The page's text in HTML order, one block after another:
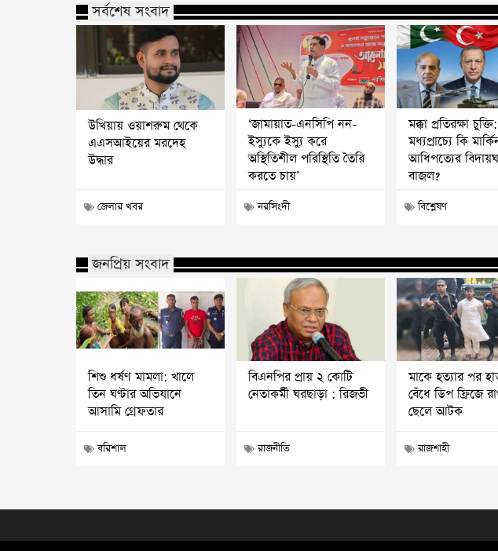
সর্বশেষ সংবাদ
উখিয়ায় ওয়াশরুম থেকে
এএসআইয়ের মরদেহ
উদ্ধার
জেলার খবর
‘জামায়াত-এনসিপি নন-
ইস্যুকে ইস্যু করে
অস্থিতিশীল পরিস্থিতি তৈরি
করতে চায়’
নরসিংদী
মক্কা প্রতিরক্ষা চুক্তি:
মধ্যপ্রাচ্যে কি
আধিপত্যের
বাজল?
বিশ্লেষণ
জনপ্রিয় সংবাদ
শিশু ধর্ষণ মামলা: খালে
তিন ঘণ্টার অভিযানে
আসামি গ্রেফতার
বরিশাল
বিএনপির প্রায় ২ কোটি
নেতাকর্মী ঘরছাড়া : রিজভী
রাজনীতি
মাকে হত্যার পর
বেঁধে ডিপ ফ্রিজে
ছেলে আটক
রাজশাহী